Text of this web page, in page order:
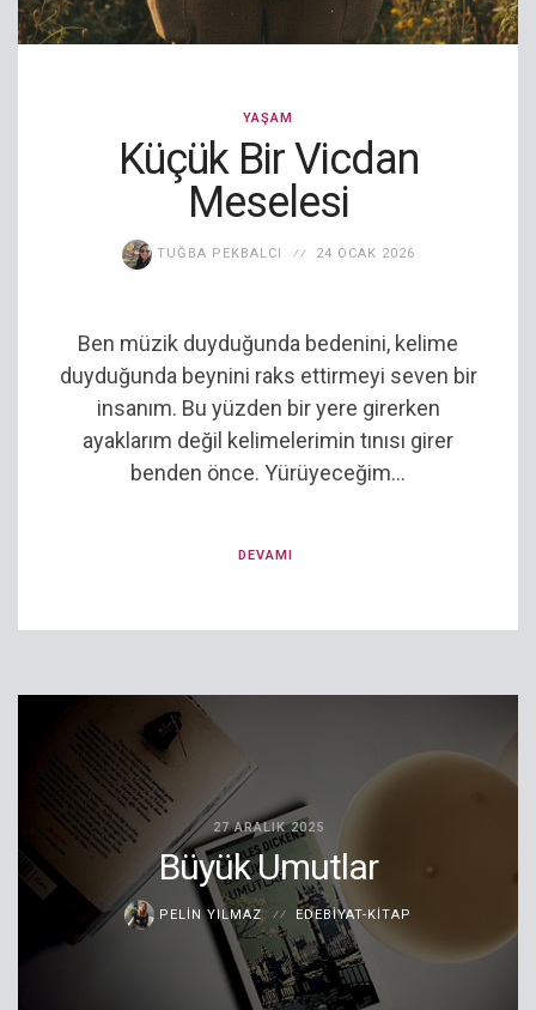
YAŞAM
Küçük Bir Vicdan
Meselesi
TUĞBA PEKBALCI 24 OCAK 2026
Ben müzik duyduğunda bedenini, kelime
duyduğunda beynini raks ettirmeyi seven bir
insanım. Bu yüzden bir yere girerken
ayaklarım değil kelimelerimin tınısı girer
benden önce. Yürüyeceğim...
DEVAMI
27 ARALIK 2025
Büyük Umutlar
PELIN YILMAZ EDEBIYAT-KITAP